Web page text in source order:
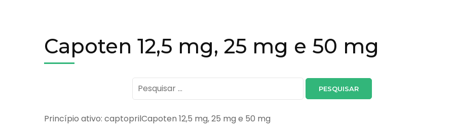
Capoten 12,5 mg, 25 mg e 50 mg
Pesquisar
por:
Princípio ativo: captoprilCapoten 12,5 mg, 25 mg e 50 mg